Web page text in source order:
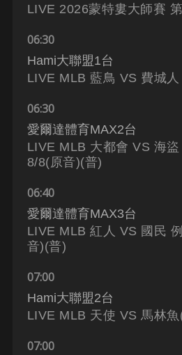
LIVE 2026蒙特婁大師賽
06:30
Hami大聯盟1台
LIVE MLB 藍鳥 VS 費城人
06:30
愛爾達體育MAX2台
LIVE MLB 大都會 VS 海盜
8/8(原音)(普)
06:40
愛爾達體育MAX3台
LIVE MLB 紅人 VS 國民
音)(普)
07:00
Hami大聯盟2台
LIVE MLB 天使 VS 馬林魚
07:00